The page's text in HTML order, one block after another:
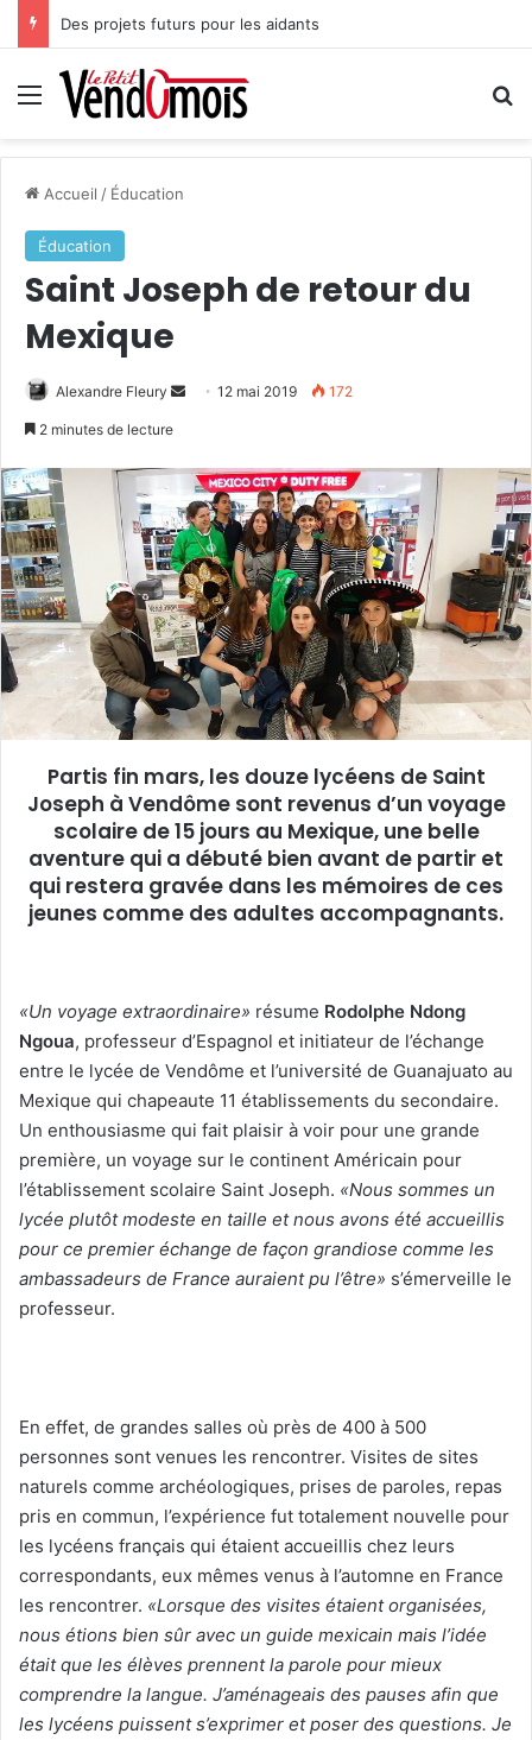
Des projets futurs pour les aidants
Menu
Accueil / Éducation
Éducation
Saint Joseph de retour du
Mexique
Alexandre Fleury
o
y
e
r
u
n
c
o
u
r
i
e
12 mai 2019 172
2 minutes de lecture
Partis fin mars, les douze lycéens de Saint
Joseph à Vendôme sont revenus d’un voyage
scolaire de 15 jours au Mexique, une belle
aventure qui a débuté bien avant de partir et
qui restera gravée dans les mémoires de ces
jeunes comme des adultes accompagnants.
«Un voyage extraordinaire» résume Rodolphe Ndong
Ngoua, professeur d’Espagnol et initiateur de l’échange
entre le lycée de Vendôme et l’université de Guanajuato au
Mexique qui chapeaute 11 établissements du secondaire.
Un enthousiasme qui fait plaisir à voir pour une grande
première, un voyage sur le continent Américain pour
l’établissement scolaire Saint Joseph. «Nous sommes un
lycée plutôt modeste en taille et nous avons été accueillis
pour ce premier échange de façon grandiose comme les
ambassadeurs de France auraient pu l’être» s’émerveille le
professeur.
En effet, de grandes salles où près de 400 à 500
personnes sont venues les rencontrer. Visites de sites
naturels comme archéologiques, prises de paroles, repas
pris en commun, l’expérience fut totalement nouvelle pour
les lycéens français qui étaient accueillis chez leurs
correspondants, eux mêmes venus à l’automne en France
les rencontrer. «Lorsque des visites étaient organisées,
nous étions bien sûr avec un guide mexicain mais l’idée
était que les élèves prennent la parole pour mieux
comprendre la langue. J’aménageais des pauses afin que
les lycéens puissent s’exprimer et poser des questions. Je